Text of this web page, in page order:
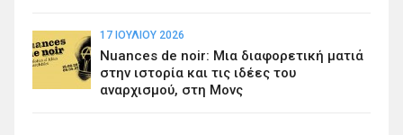
17 ΙΟΥΛΊΟΥ 2026
Nuances de noir: Μια διαφορετική ματιά
στην ιστορία και τις ιδέες του
αναρχισμού, στη Μονς